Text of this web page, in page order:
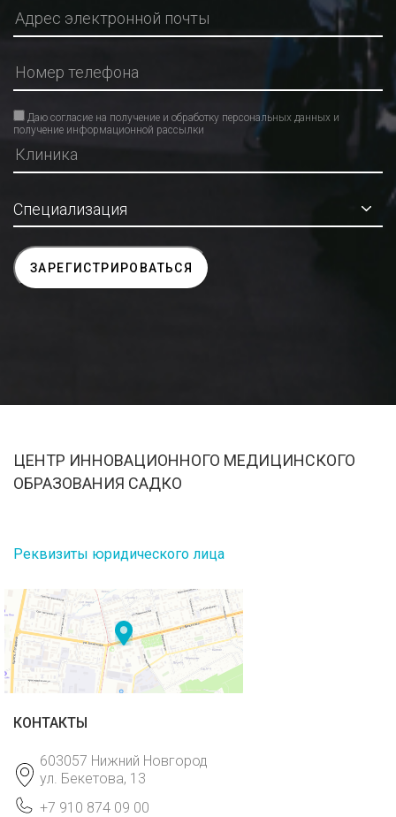
Даю согласие на получение и обработку персональных данных и
получение информационной рассылки
ЦЕНТР ИННОВАЦИОННОГО МЕДИЦИНСКОГО
ОБРАЗОВАНИЯ САДКО
Реквизиты юридического лица
КОНТАКТЫ
603057 Нижний Новгород
ул. Бекетова, 13
+7 910 874 09 00